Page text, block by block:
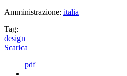
Amministrazione: italia
Tag:
design
Scarica
pdf